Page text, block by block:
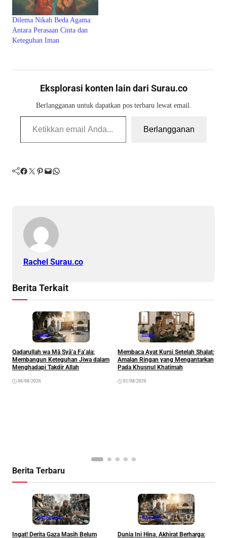
Dilema Nikah Beda Agama:
Antara Perasaan Cinta dan
Keteguhan Iman
Eksplorasi konten lain dari Surau.co
Berlangganan untuk dapatkan pos terbaru lewat email.
Ketikkan email Anda...
Berlangganan
Facebook Twitter Pinterest Mail WhatsApp
Rachel Surau.co
Berita Terkait
Ibadah
Qadarullah wa Mā Syā’a Fa’ala:
Membangun Keteguhan Jiwa dalam
Menghadapi Takdir Allah
06/08/2026
Ibadah
Membaca Ayat Kursi Setelah Shalat:
Amalan Ringan yang Mengantarkan
Pada Khusnul Khatimah
01/08/2026
Berita Terbaru
Internasional
Ingat! Derita Gaza Masih Belum
Khazanah
Dunia Ini Hina, Akhirat Berharga: